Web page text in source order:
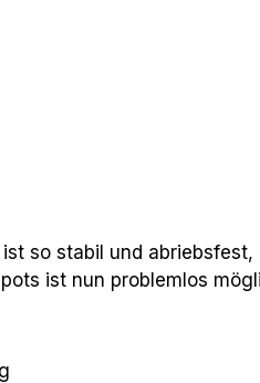
so stabil und
ist nun problemlos